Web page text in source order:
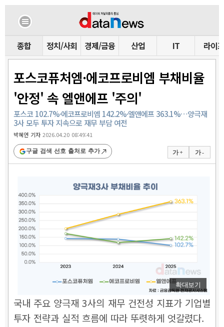
종합 정치/사회 경제/금융 산업 IT 라이프
포스코퓨처엠·에코프로비엠 부채비율
'안정' 속 엘앤에프 '주의'
포스코 102.7%·에코프로비엠 142.2%·엘앤에프 363.1%…양극재
3사 모두 투자 지속으로 재무 부담 여전
박혜연 기자2026.04.20 08:49:41
가 + 가 -
구글 검색 선호 출처로 추가
확대보기
국내 주요 양극재 3사의 재무 건전성 지표가 기업별
투자 전략과 실적 흐름에 따라 뚜렷하게 엇갈렸다.